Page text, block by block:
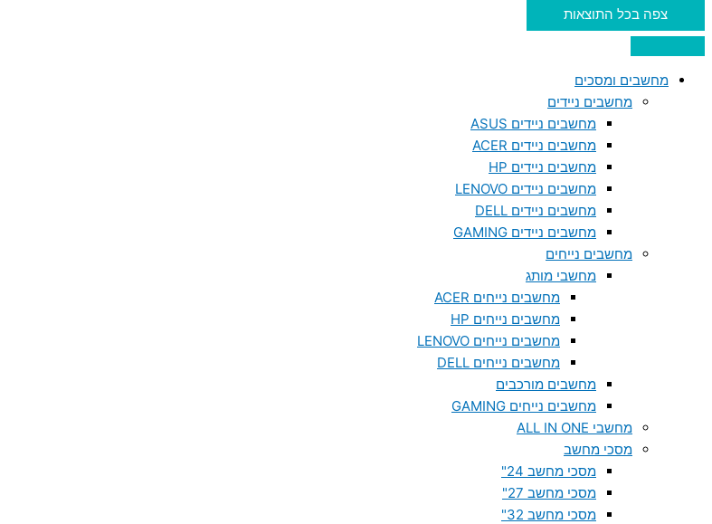
צפה בכל התוצאות
מחשבים ומסכים
מחשבים ניידים
מחשבים ניידים ASUS
מחשבים ניידים ACER
מחשבים ניידים HP
מחשבים ניידים LENOVO
מחשבים ניידים DELL
מחשבים ניידים GAMING
מחשבים נייחים
מחשבי מותג
מחשבים נייחים ACER
מחשבים נייחים HP
מחשבים נייחים LENOVO
מחשבים נייחים DELL
מחשבים מורכבים
מחשבים נייחים GAMING
מחשבי ALL IN ONE
מסכי מחשב
מסכי מחשב 24"
מסכי מחשב 27"
מסכי מחשב 32"